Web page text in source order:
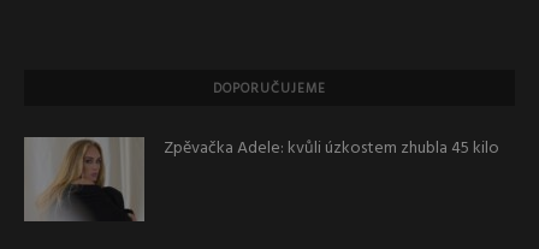
DOPORUČUJEME
Zpěvačka Adele: kvůli úzkostem zhubla 45 kilo